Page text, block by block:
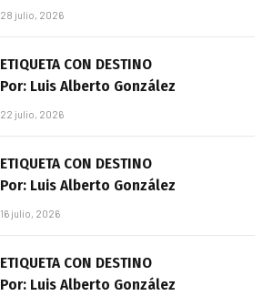
28 julio, 2026
ETIQUETA CON DESTINO
Por: Luis Alberto González
22 julio, 2026
ETIQUETA CON DESTINO
Por: Luis Alberto González
16 julio, 2026
ETIQUETA CON DESTINO
Por: Luis Alberto González